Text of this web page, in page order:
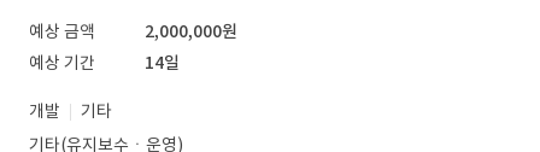
예상 금액
2,000,000원
예상 기간
14일
개발
기타
기타(유지보수ㆍ운영)